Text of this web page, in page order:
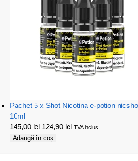
Pachet 5 x Shot Nicotina e-potion
10ml
145,00lei 124,90 lei TVA inclus
Adaugă în coș